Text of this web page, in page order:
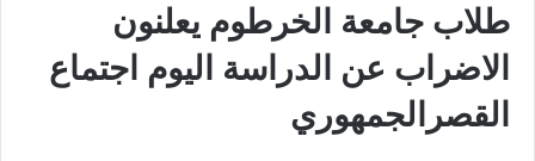
طلاب جامعة الخرطوم يعلنون
الاضراب عن الدراسة اليوم اجتماع
القصرالجمهوري